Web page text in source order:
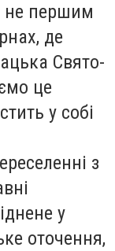
не першим
де
Свято-
це
у собі
з
у
оточення,